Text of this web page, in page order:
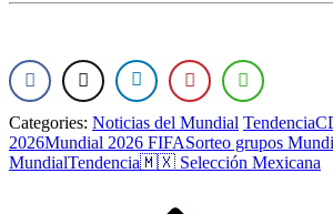
Categories: Noticias del Mundial Tendencia
2026Mundial 2026 FIFASorteo grupos
MundialTendencia🇲🇽 Selección Mexicana